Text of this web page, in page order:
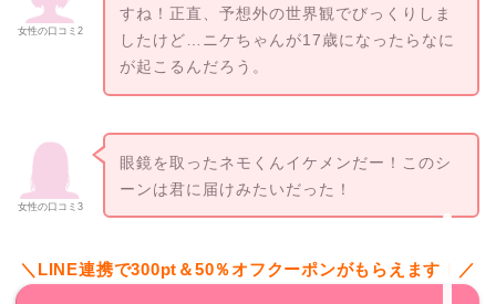
女性の口コミ2
すね！正直、予想外の世界観でびっくりしま
したけど…ニケちゃんが17歳になったらなに
が起こるんだろう。
女性の口コミ3
眼鏡を取ったネモくんイケメンだー！このシ
ーンは君に届けみたいだった！
＼LINE連携で300pt＆50％オフクーポンがもらえます！／
ネタバレ・感想
無料で読める漫画・小説